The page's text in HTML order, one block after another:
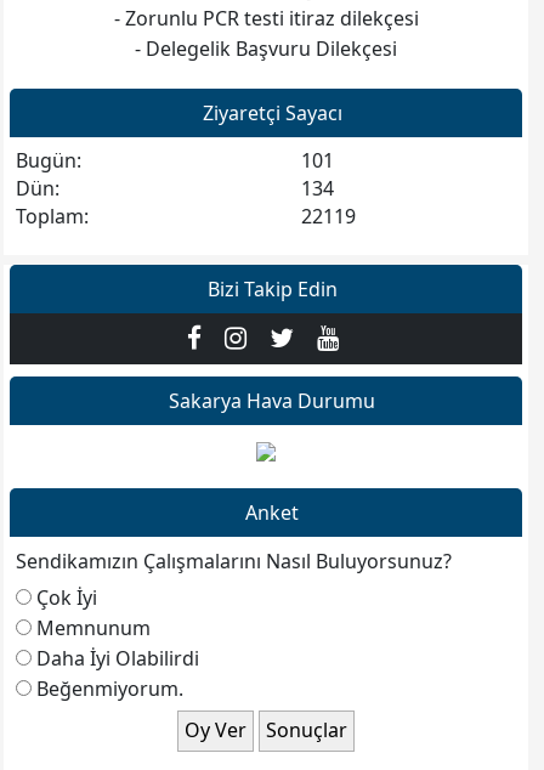
Bizi Takip Edin
Sakarya Hava Durumu
Anket
Sendikamızın Çalışmalarını Nasıl Buluyorsunuz?
Çok İyi
Memnunum
Daha İyi Olabilirdi
Beğenmiyorum.
5- Haftada Birden Fazla Nöbet Görevi Verilen
Üyelerimizin İlk Nöbetten Sonraki Nöbet Görevlerini
- Zorunlu PCR testi itiraz dilekçesi
- Delegelik Başvuru Dilekçesi
Ziyaretçi Sayacı
Bugün:
101
Dün:
134
Toplam:
22119